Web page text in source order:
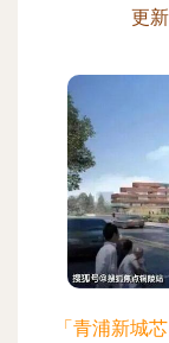
更
「青浦新城